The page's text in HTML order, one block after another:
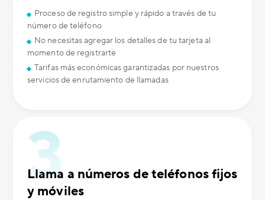
Proceso de registro simple y rápido a través de tu
número de teléfono
No necesitas agregar los detalles de tu tarjeta al
momento de registrarte
Tarifas más económicas garantizadas por nuestros
servicios de enrutamiento de llamadas
Llama a números de teléfonos fijos
y móviles